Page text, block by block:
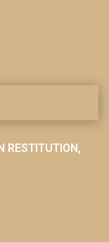
RESTITUTION,